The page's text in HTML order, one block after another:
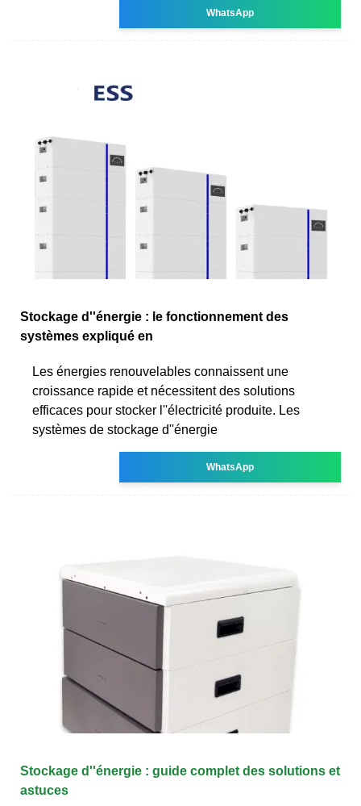
WhatsApp
Stockage d''énergie : le fonctionnement des
systèmes expliqué en
Les énergies renouvelables connaissent une
croissance rapide et nécessitent des solutions
efficaces pour stocker l''électricité produite. Les
systèmes de stockage d''énergie
WhatsApp
Stockage d''énergie : guide complet des solutions et
astuces